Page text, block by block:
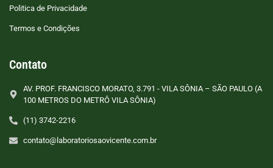
Politica de Privacidade
Termos e Condições
Contato
AV. PROF. FRANCISCO MORATO, 3.791 - VILA SÔNIA – SÃO PAULO (A
100 METROS DO METRÔ VILA SÔNIA)
(11) 3742-2216
contato@laboratoriosaovicente.com.br